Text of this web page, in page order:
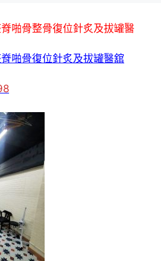
啪骨整骨復位針炙及拔罐醫
啪骨復位針炙及拔罐醫舘